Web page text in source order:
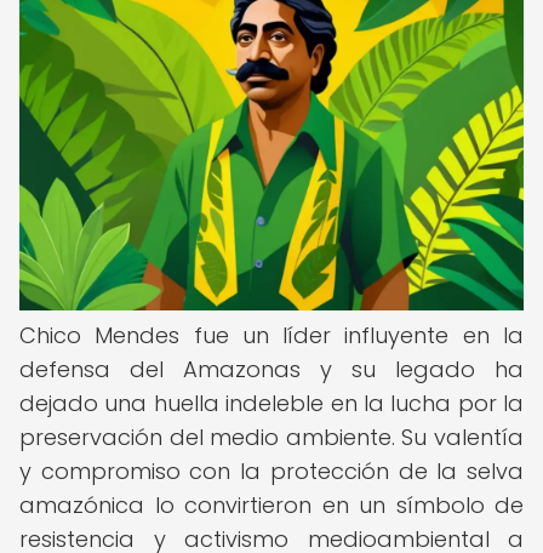
Chico Mendes fue un líder influyente en la
defensa del Amazonas y su legado ha
dejado una huella indeleble en la lucha por la
preservación del medio ambiente. Su valentía
y compromiso con la protección de la selva
amazónica lo convirtieron en un símbolo de
resistencia y activismo medioambiental a